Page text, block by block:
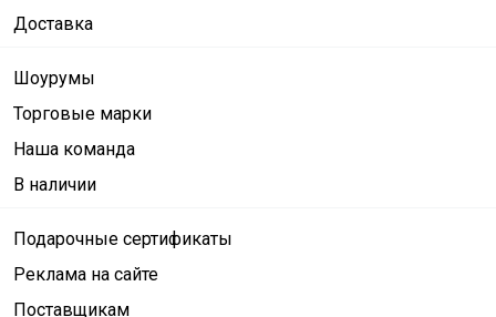
Доставка
Шоурумы
Торговые марки
Наша команда
В наличии
Подарочные сертификаты
Реклама на сайте
Поставщикам